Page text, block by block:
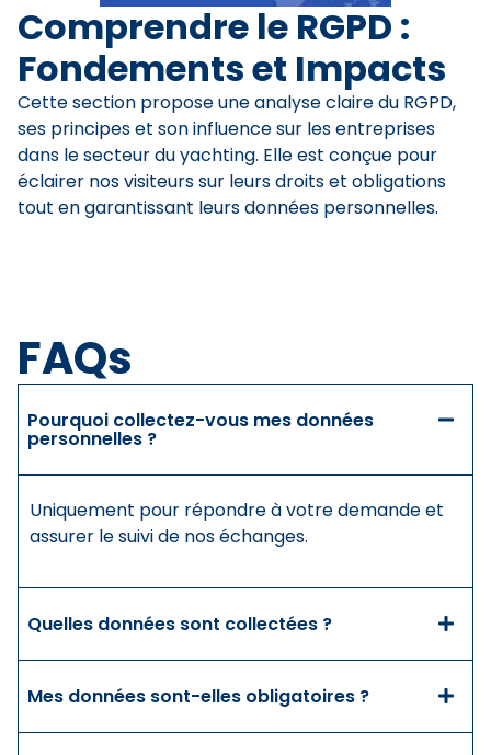
Comprendre le RGPD :
Fondements et Impacts
Cette section propose une analyse claire du RGPD,
ses principes et son influence sur les entreprises
dans le secteur du yachting. Elle est conçue pour
éclairer nos visiteurs sur leurs droits et obligations
tout en garantissant leurs données personnelles.
FAQs
Pourquoi collectez-vous mes données
personnelles ?
Uniquement pour répondre à votre demande et
assurer le suivi de nos échanges.
Quelles données sont collectées ?
Mes données sont-elles obligatoires ?